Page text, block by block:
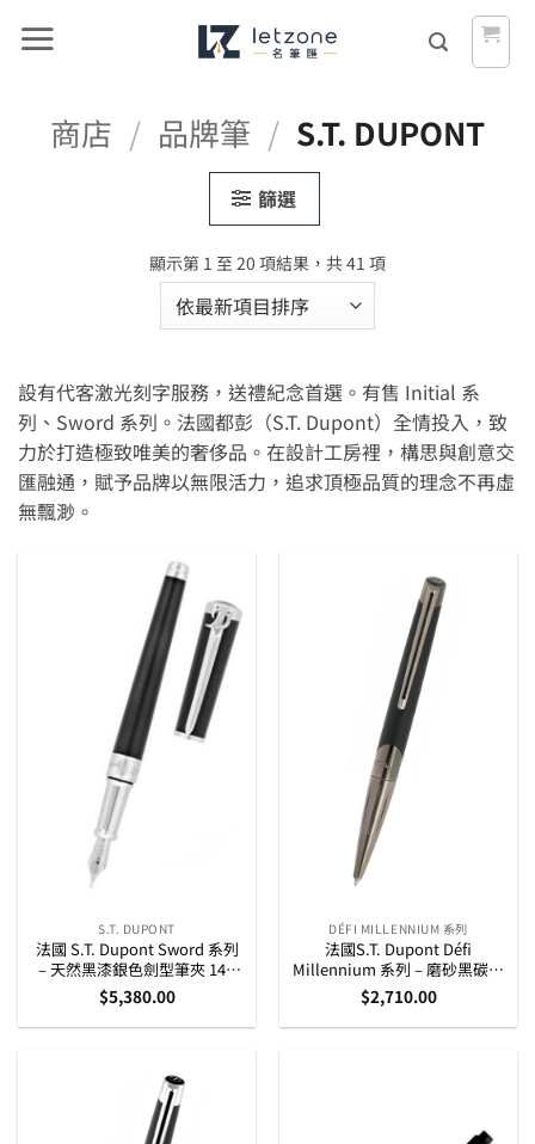
商店 / 品牌筆 / S.T. DUPONT
篩選
顯示第 1 至 20 項結果，共 41 項依
排
序
設有代客激光刻字服務，送禮紀念首選。有售 Initial 系
列、Sword 系列。法國都彭（S.T. Dupont）全情投入，致
力於打造極致唯美的奢侈品。在設計工房裡，構思與創意交
匯融通，賦予品牌以無限活力，追求頂極品質的理念不再虛
無飄渺。
S.T. DUPONT
法國 S.T. Dupont Sword 系列
– 天然黑漆銀色劍型筆夾 14K
金筆咀墨水筆 (290102)
$5,380.00
DÉFI MILLENNIUM 系列
法國S.T. Dupont Défi
Millennium 系列 – 磨砂黑碳灰
夾原子筆 (405719)
$2,710.00